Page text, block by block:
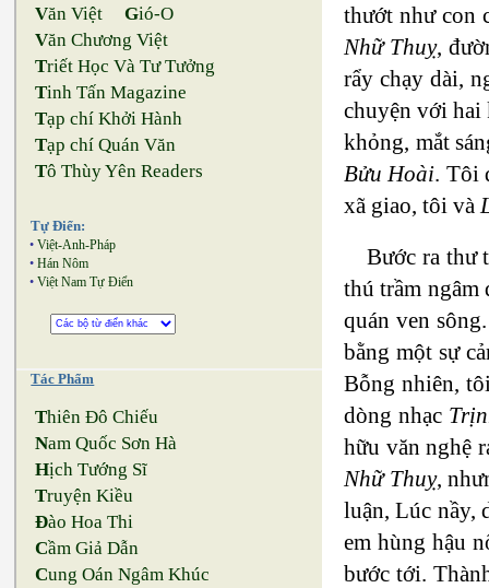
Văn Việt Gió-O
Văn Chương Việt
Triết Học Và Tư Tưởng
Tinh Tấn Magazine
Tạp chí Khởi Hành
Tạp chí Quán Văn
Tô Thùy Yên Readers
Tự Điển:
• Việt-Anh-Pháp
• Hán Nôm
• Việt Nam Tự Điển
Tác Phẩm
Thiên Đô Chiếu
Nam Quốc Sơn Hà
Hịch Tướng Sĩ
Truyện Kiều
Đào Hoa Thi
Cầm Giả Dẫn
Cung Oán Ngâm Khúc
thướt như con
Nhữ Thuỵ,
rẩy chạy dài,
chuyện với hai
khỏng, mắt
Bửu Hoài. Tôi
xã giao, tôi và
Bước ra thư
thú trầm ngâm
quán ven
bằng một sự
Bỗng nhiên,
dòng nhạc
hữu văn nghệ
Nhữ Thuỵ,
luận, Lúc nầy,
em hùng hậu
bước tới.